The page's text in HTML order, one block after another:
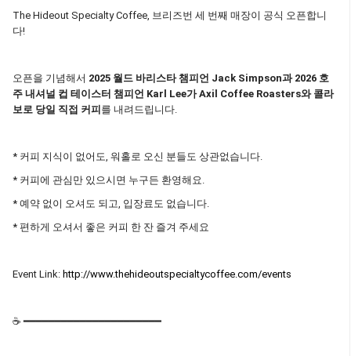
The Hideout Specialty Coffee, 브리즈번 세 번째 매장이 공식 오픈합니
다!
오픈을 기념해서 2025 월드 바리스타 챔피언 Jack Simpson과 2026 호
주 내셔널 컵 테이스터 챔피언 Karl Lee가 Axil Coffee Roasters와 콜라
보로 당일 직접 커피 를 내려드립니다.
* 커피 지식이 없어도, 워홀로 오신 분들도 상관없습니다.
* 커피에 관심만 있으시면 누구든 환영해요.
* 예약 없이 오셔도 되고, 입장료도 없습니다.
* 편하게 오셔서 좋은 커피 한 잔 즐겨 주세요
Event Link: http://www.thehideoutspecialtycoffee.com/events
☕ ━━━━━━━━━━━━━━━━━━━━━━